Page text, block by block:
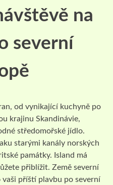
na
severní
od vynikající kuchyně po
krajinu Skandinávie,
středomořské jídlo.
starými kanály norských
památky. Island má
přiblížit. Země severní
vaši příští plavbu po severní